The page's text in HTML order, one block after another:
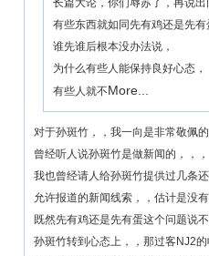
长篇大论，你们辱苏了，再说出
有些东西就如同先有鸡还是先有
谁先谁后根本没办法说，
为什么有些人能保持良好心态，
有些人就不More...
对于孙斑竹，，我一向是非常敬佩的
曾经听人说孙斑竹是做新闻的，，，
我也曾经请人给孙斑竹提供过几条
允许报道的新闻线索，，估计是没有
既然先有鸡还是先有蛋这个问题说不
孙斑竹转到心态上，，那过客NJ2